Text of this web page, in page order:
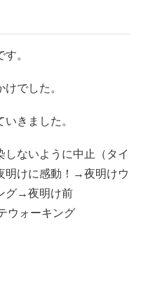
。
でした。
きました。
ないように中止（タイ
けに感動！→夜明けウ
グ→夜明け前
ウォーキング